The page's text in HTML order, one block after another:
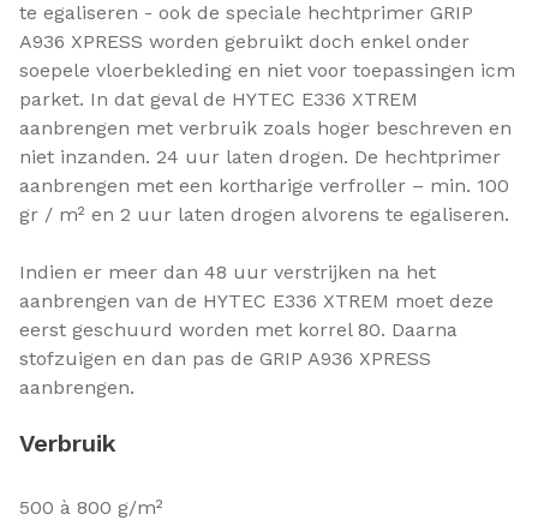
te egaliseren - ook de speciale hechtprimer GRIP
A936 XPRESS worden gebruikt doch enkel onder
soepele vloerbekleding en niet voor toepassingen icm
parket. In dat geval de HYTEC E336 XTREM
aanbrengen met verbruik zoals hoger beschreven en
niet inzanden. 24 uur laten drogen. De hechtprimer
aanbrengen met een kortharige verfroller – min. 100
gr / m² en 2 uur laten drogen alvorens te egaliseren.
Indien er meer dan 48 uur verstrijken na het
aanbrengen van de HYTEC E336 XTREM moet deze
eerst geschuurd worden met korrel 80. Daarna
stofzuigen en dan pas de GRIP A936 XPRESS
aanbrengen.
Verbruik
500 à 800 g/m²